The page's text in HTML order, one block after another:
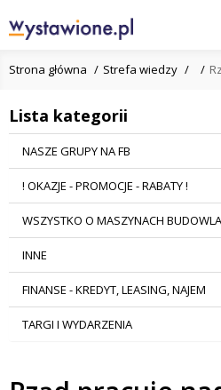
Strona główna Strefa wiedzy
Lista kategorii
NASZE GRUPY NA FB
! OKAZJE - PROMOCJE - RABATY !
WSZYSTKO O MASZYNACH
INNE
FINANSE - KREDYT, LEASING, NAJEM
TARGI I WYDARZENIA